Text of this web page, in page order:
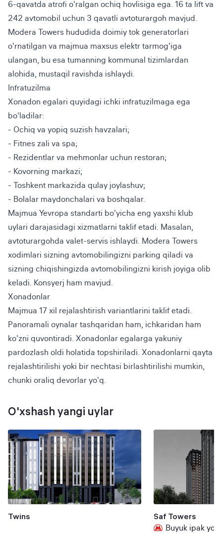
6-qavatda atrofi o'ralgan ochiq hovlisiga ega. 16 ta lift va
242 avtomobil uchun 3 qavatli avtoturargoh mavjud.
Modera Towers hududida doimiy tok generatorlari
o'rnatilgan va majmua maxsus elektr tarmog'iga
ulangan, bu esa tumanning kommunal tizimlardan
alohida, mustaqil ravishda ishlaydi.
Infratuzilma
Xonadon egalari quyidagi ichki infratuzilmaga ega
bo'ladilar:
- Ochiq va yopiq suzish havzalari;
- Fitnes zali va spa;
- Rezidentlar va mehmonlar uchun restoran;
- Kovorning markazi;
- Toshkent markazida qulay joylashuv;
- Bolalar maydonchalari va boshqalar.
Majmua Yevropa standarti bo'yicha eng yaxshi klub
uylari darajasidagi xizmatlarni taklif etadi. Masalan,
avtoturargohda valet-servis ishlaydi. Modera Towers
xodimlari sizning avtomobilingizni parking qiladi va
sizning chiqishingizda avtomobilingizni kirish joyiga olib
keladi. Konsyerj ham mavjud.
Xonadonlar
Majmua 17 xil rejalashtirish variantlarini taklif etadi.
Panoramali oynalar tashqaridan ham, ichkaridan ham
ko'zni quvontiradi. Xonadonlar egalarga yakuniy
pardozlash oldi holatida topshiriladi. Xonadonlarni qayta
rejalashtirilishi yoki bir nechtasi birlashtirilishi mumkin,
chunki oraliq devorlar yo'q.
O'xshash yangi uylar
Twins
Saf Towers
Buyuk ipak yo'li